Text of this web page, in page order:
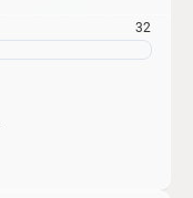
32